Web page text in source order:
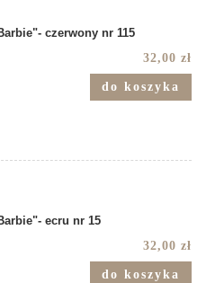
czerwony nr 115
32,00 zł
do koszyka
ecru nr 15
32,00 zł
do koszyka